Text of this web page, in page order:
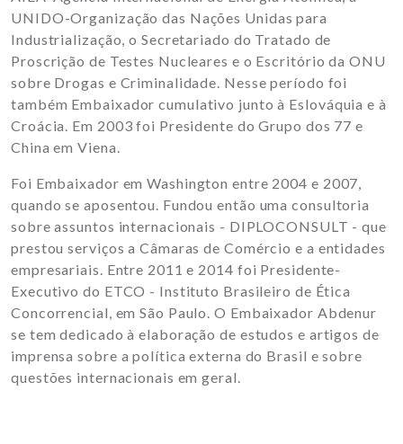
UNIDO-Organização das Nações Unidas para
Industrialização, o Secretariado do Tratado de
Proscrição de Testes Nucleares e o Escritório da ONU
sobre Drogas e Criminalidade. Nesse período foi
também Embaixador cumulativo junto à Eslováquia e à
Croácia. Em 2003 foi Presidente do Grupo dos 77 e
China em Viena.
Foi Embaixador em Washington entre 2004 e 2007,
quando se aposentou. Fundou então uma consultoria
sobre assuntos internacionais - DIPLOCONSULT - que
prestou serviços a Câmaras de Comércio e a entidades
empresariais. Entre 2011 e 2014 foi Presidente-
Executivo do ETCO - Instituto Brasileiro de Ética
Concorrencial, em São Paulo. O Embaixador Abdenur
se tem dedicado à elaboração de estudos e artigos de
imprensa sobre a política externa do Brasil e sobre
questões internacionais em geral.